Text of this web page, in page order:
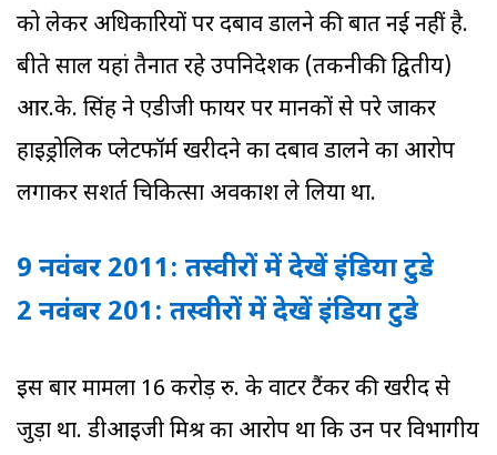
को लेकर अधिकारियों पर दबाव डालने की बात नई नहीं है.
बीते साल यहां तैनात रहे उपनिदेशक (तकनीकी द्वितीय)
आर.के. सिंह ने एडीजी फायर पर मानकों से परे जाकर
हाइड्रोलिक प्लेटफॉर्म खरीदने का दबाव डालने का आरोप
लगाकर सशर्त चिकित्सा अवकाश ले लिया था.
9 नवंबर 2011: तस्‍वीरों में देखें इंडिया टुडे
2 नवंबर 201: तस्‍वीरों में देखें इंडिया टुडे
इस बार मामला 16 करोड़ रु. के वाटर टैंकर की खरीद से
जुड़ा था. डीआइजी मिश्र का आरोप था कि उन पर विभागीय